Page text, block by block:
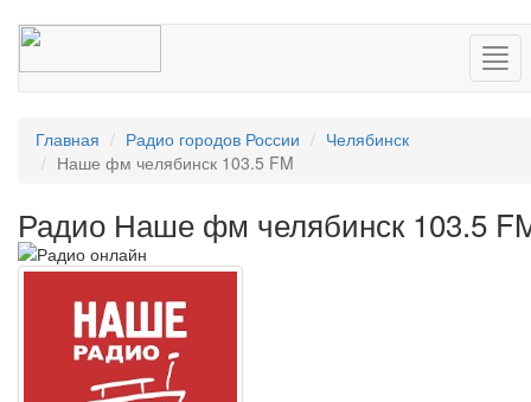
Главная Радио городов России
Челябинск
Наше фм челябинск 103.5 FM
Радио Наше фм челябинск 103.5